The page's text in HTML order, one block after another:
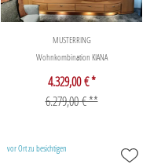
MUSTERRING
Wohnkombination KIANA
4.329,00 € *
6.279,00 € **
vor Ort zu besichtigen